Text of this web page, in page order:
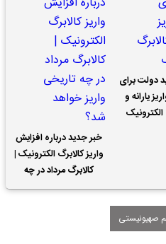
دولت برای
یارانه و
الکترونیک
خبر جدید درباره افزایش
واریز کالابرگ الکترونیک |
کالابرگ مرداد در چه
تاریخی واریز خواهد شد؟
صهیونیستی